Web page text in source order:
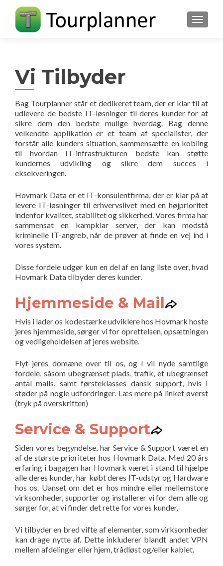
FLIP
Vi Tilbyder
Bag Tourplanner står et dedikeret team, der er klar til at
udlevere de bedste IT-løsninger til deres kunder for at
sikre dem den bedste mulige hverdag. Bag denne
velkendte applikation er et team af specialister, der
forstår alle kunders situation, sammensætte en kobling
til hvordan IT-infrastrukturen bedste kan støtte
kundernes udvikling og sikre dem succes i
eksekveringen.
Hovmark Data er et IT-konsulentfirma, der er klar på at
levere IT-løsninger til erhvervslivet med en højprioritet
indenfor kvalitet, stabilitet og sikkerhed. Vores firma har
sammensat en kampklar server, der kan modstå
kriminelle IT-angreb, når de prøver at finde en vej ind i
vores system.
Disse fordele udgør kun en del af en lang liste over, hvad
Hovmark Data tilbyder deres kunder.
Hjemmeside & Mail
Hvis i lader os kodestærke udviklere hos Hovmark hoste
jeres hjemmeside, sørger vi for oprettelsen, opsætningen
og vedligeholdelsen af jeres website.
Flyt jeres domæne over til os, og I vil nyde samtlige
fordele, såsom ubegrænset plads, trafik, et ubegrænset
antal mails, samt førsteklasses dansk support, hvis I
støder på nogle udfordringer. Læs mere på linket øverst
(tryk på overskriften)
Service & Support
Siden vores begyndelse, har Service & Support været en
af de største prioriteter hos Hovmark Data. Med 20 års
erfaring i bagagen har Hovmark været i stand til hjælpe
alle deres kunder, har købt deres IT-udstyr og Hardware
hos os. Uanset om det er hos mindre eller mellemstore
virksomheder, supporter og installerer vi for dem alle og
sørger for, at vi finder det rette for vores kunder.
Vi tilbyder en bred vifte af elementer, som virksomheder
kan drage nytte af. Dette inkluderer blandt andet VPN
mellem afdelinger eller hjem, trådløst og/eller kablet.